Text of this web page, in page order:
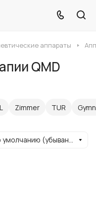
аппараты
QMD
Zimmer TUR
По умолчанию (убывание)